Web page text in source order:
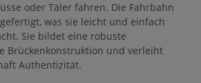
oder Täler fahren. Die Fahrbahn
was sie leicht und einfach
Sie bildet eine robuste
Brückenkonstruktion und verleiht
Authentizität.